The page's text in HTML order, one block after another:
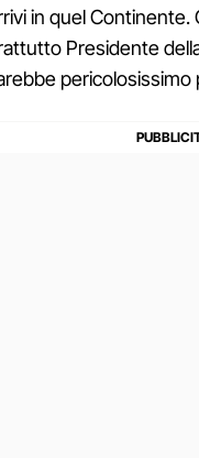
in quel
Presidente